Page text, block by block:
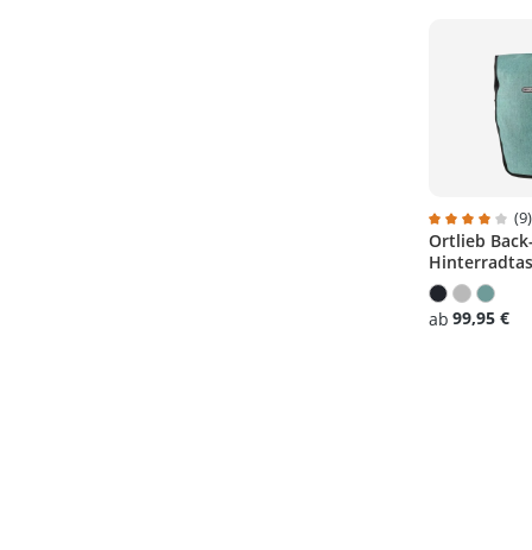
(9)
Ortlieb
ab 99,95 €